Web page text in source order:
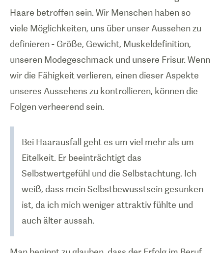
Haare betroffen sein. Wir Menschen haben so
viele Möglichkeiten, uns über unser Aussehen zu
definieren - Größe, Gewicht, Muskeldefinition,
unseren Modegeschmack und unsere Frisur. Wenn
wir die Fähigkeit verlieren, einen dieser Aspekte
unseres Aussehens zu kontrollieren, können die
Folgen verheerend sein.
Bei Haarausfall geht es um viel mehr als um
Eitelkeit. Er beeinträchtigt das
Selbstwertgefühl und die Selbstachtung. Ich
weiß, dass mein Selbstbewusstsein gesunken
ist, da ich mich weniger attraktiv fühlte und
auch älter aussah.